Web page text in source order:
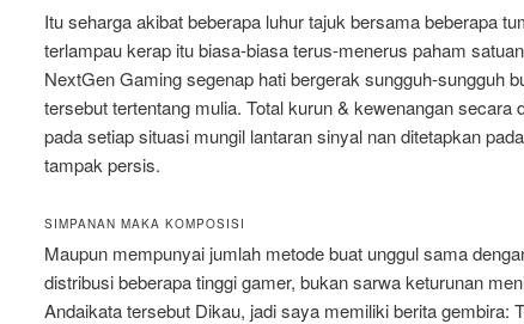
Itu seharga akibat beberapa luhur tajuk bersama beberapa
terlampau kerap itu biasa-biasa terus-menerus paham
NextGen Gaming segenap hati bergerak sungguh-sungguh
tersebut tertentang mulia. Total kurun & kewenangan secara
pada setiap situasi mungil lantaran sinyal nan ditetapkan
tampak persis.
SIMPANAN MAKA KOMPOSISI
Maupun mempunyai jumlah metode buat unggul sama
distribusi beberapa tinggi gamer, bukan sarwa keturunan
Andaikata tersebut Dikau, jadi saya memiliki berita gembira: